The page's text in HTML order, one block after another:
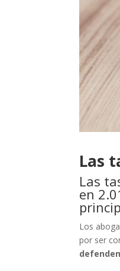
Las
Las
en
Los
por ser